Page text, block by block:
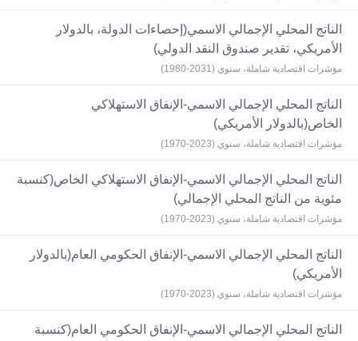
الناتج المحلي الإجمالي الاسمي(إحصاءات الدولة، بالدولار
الأمريكي، تقدير صندوق النقد الدولي)
مؤشرات اقتصادية شاملة، سنوي (2031-1980)
الناتج المحلي الإجمالي الاسمي-الإنفاق الاستهلاكي
الخاص(بالدولار الأمريكي)
مؤشرات اقتصادية شاملة، سنوي (2023-1970)
الناتج المحلي الإجمالي الاسمي-الإنفاق الاستهلاكي الخاص(كنسبة
مئوية من الناتج المحلي الإجمالي)
مؤشرات اقتصادية شاملة، سنوي (2023-1970)
الناتج المحلي الإجمالي الاسمي-الإنفاق الحكومي العام(بالدولار
الأمريكي)
مؤشرات اقتصادية شاملة، سنوي (2023-1970)
الناتج المحلي الإجمالي الاسمي-الإنفاق الحكومي العام(كنسبة